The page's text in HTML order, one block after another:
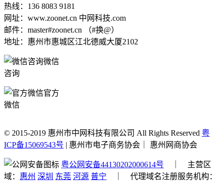
热线：136 8083 9181
网址：www.zoonet.cn 中网科技.com
邮件：master#zoonet.cn （#换@）
地址：惠州市惠城区江北德威大厦2102
微信
咨询
官方
微信
© 2015-2019 惠州市中网科技有限公司 All Rights Reserved 粤
ICP备15069543号 | 惠州市电子商务协会｜ 惠州网商协会
粤公网安备44130202000614号 ｜ 主营区
域： 惠州 深圳 东莞 河源 普宁 ｜ 代理域名注册服务机构：